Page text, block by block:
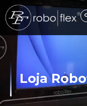
contenido
Loja